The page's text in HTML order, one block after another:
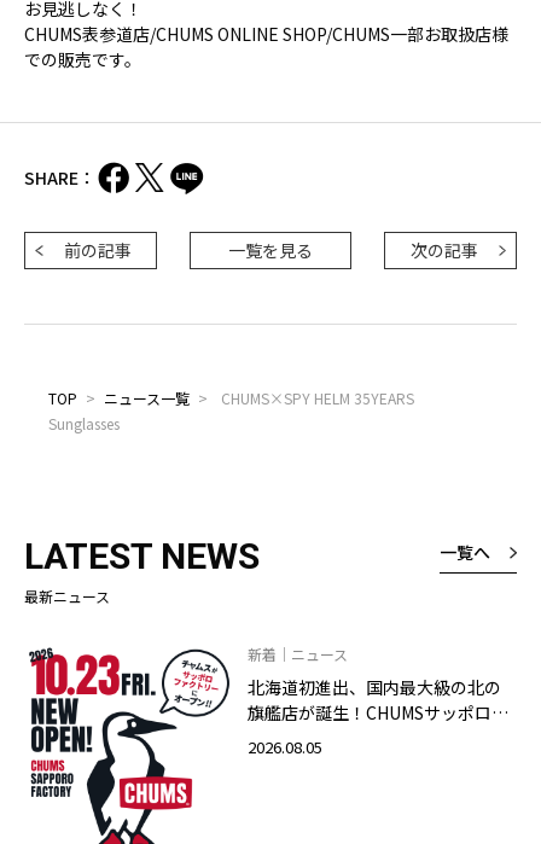
お見逃しなく！
CHUMS表参道店/CHUMS ONLINE SHOP/CHUMS一部お取扱店様
での販売です。
SHARE：
前の記事 一覧を見る 次の記事
TOP > ニュース一覧 >
CHUMS×SPY HELM 35YEARS
Sunglasses
LATEST NEWS
最新ニュース
一覧へ
新着｜ニュース
北海道初進出、国内最大級の北の
旗艦店が誕生！CHUMSサッポロフ
ァクトリー店 2026年10月23日
2026.08.05